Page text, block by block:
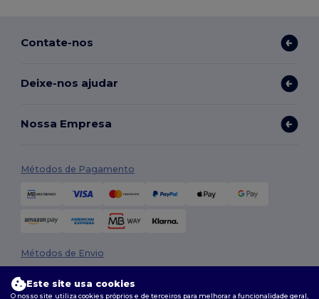
Contate-nos
Deixe-nos ajudar
Nossa Empresa
Métodos de Pagamento
Métodos de Envio
Este site usa cookies
O nosso site utiliza cookies próprios e de terceiros para melhorar a funcionalidade geral,